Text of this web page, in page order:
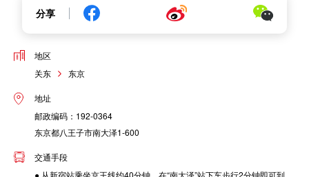
分享
地区
关东
东京
地址
邮政编码：192-0364
东京都八王子市南大泽1-600
交通手段